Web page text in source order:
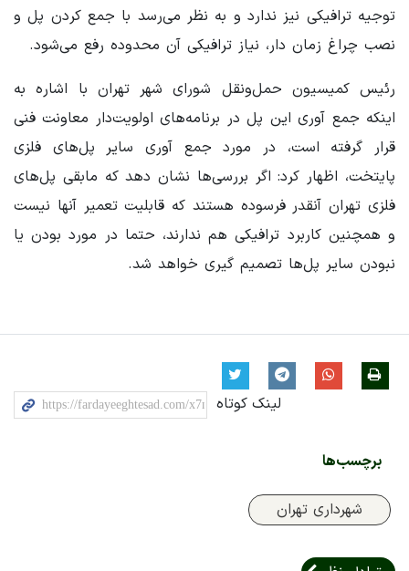
توجیه ترافیکی نیز ندارد و به نظر می‌رسد با جمع کردن پل و
نصب چراغ زمان دار، نیاز ترافیکی آن محدوده رفع می‌شود.
رئیس کمیسیون حمل‌ونقل شورای شهر تهران با اشاره به
اینکه جمع آوری این پل در برنامه‌های اولویت‌دار معاونت فنی
قرار گرفته است، در مورد جمع آوری سایر پل‌های فلزی
پایتخت، اظهار کرد: اگر بررسی‌ها نشان دهد که مابقی پل‌های
فلزی تهران آنقدر فرسوده هستند که قابلیت تعمیر آنها نیست
و همچنین کاربرد ترافیکی هم ندارند، حتما در مورد بودن یا
نبودن سایر پل‌ها تصمیم گیری خواهد شد.
لینک کوتاه
برچسب‌ها
شهرداری تهران